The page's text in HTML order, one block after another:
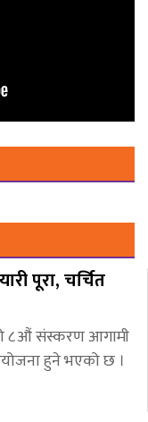
पूरा, चर्चित
८औं संस्करण आगामी
हुने भएको छ ।